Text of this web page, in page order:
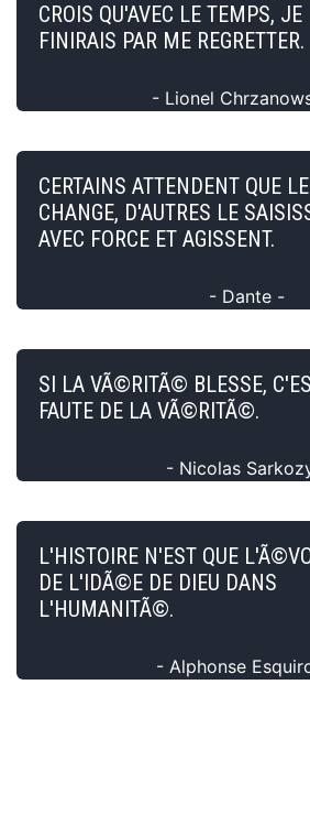
CROIS QU'AVEC LE TEMPS, JE
FINIRAIS PAR ME REGRETTER.
- Lionel
CERTAINS ATTENDENT QUE
CHANGE, D'AUTRES LE
AVEC FORCE ET AGISSENT.
- Dante -
SI LA VÃ©RITÃ© BLESSE,
FAUTE DE LA VÃ©RITÃ©.
- Nicolas
L'HISTOIRE N'EST QUE
DE L'IDÃ©E DE DIEU DANS
L'HUMANITÃ©.
- Alphonse